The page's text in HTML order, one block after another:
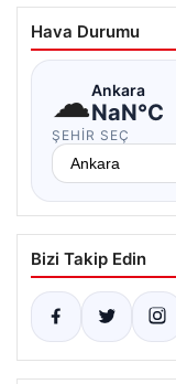
Hava Durumu
☁Ankara
NaN°C
ŞEHIR SEÇ
Bizi Takip Edin